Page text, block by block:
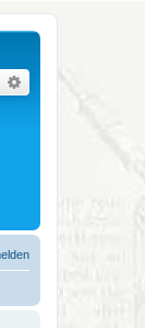
Suche Erweiterte Suche